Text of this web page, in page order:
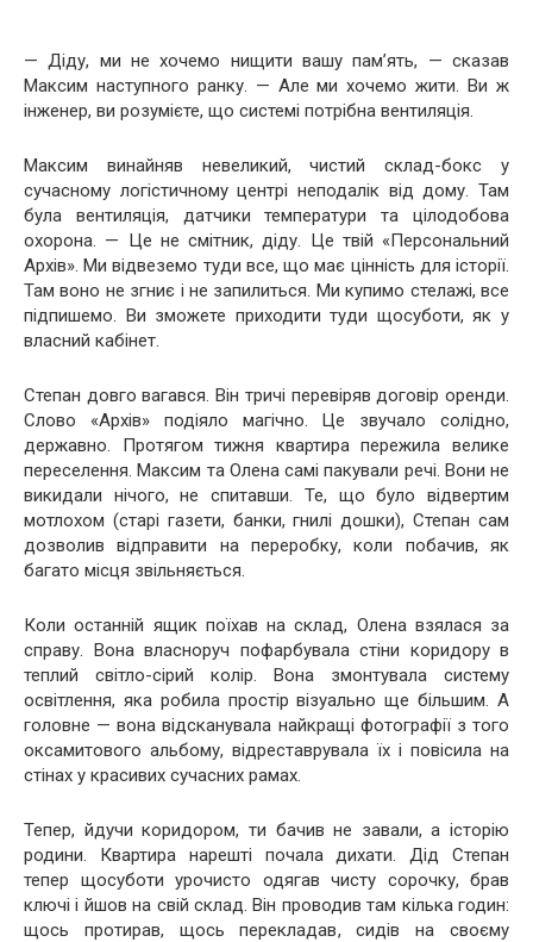
— Діду, ми не хочемо нищити вашу пам’ять, — сказав
Максим наступного ранку. — Але ми хочемо жити. Ви ж
інженер, ви розумієте, що системі потрібна вентиляція.
Максим винайняв невеликий, чистий склад-бокс у
сучасному логістичному центрі неподалік від дому. Там
була вентиляція, датчики температури та цілодобова
охорона. — Це не смітник, діду. Це твій «Персональний
Архів». Ми відвеземо туди все, що має цінність для історії.
Там воно не згниє і не запилиться. Ми купимо стелажі, все
підпишемо. Ви зможете приходити туди щосуботи, як у
власний кабінет.
Степан довго вагався. Він тричі перевіряв договір оренди.
Слово «Архів» подіяло магічно. Це звучало солідно,
державно. Протягом тижня квартира пережила велике
переселення. Максим та Олена самі пакували речі. Вони не
викидали нічого, не спитавши. Те, що було відвертим
мотлохом (старі газети, банки, гнилі дошки), Степан сам
дозволив відправити на переробку, коли побачив, як
багато місця звільняється.
Коли останній ящик поїхав на склад, Олена взялася за
справу. Вона власноруч пофарбувала стіни коридору в
теплий світло-сірий колір. Вона змонтувала систему
освітлення, яка робила простір візуально ще більшим. А
головне — вона відсканувала найкращі фотографії з того
оксамитового альбому, відреставрувала їх і повісила на
стінах у красивих сучасних рамах.
Тепер, йдучи коридором, ти бачив не завали, а історію
родини. Квартира нарешті почала дихати. Дід Степан
тепер щосуботи урочисто одягав чисту сорочку, брав
ключі і йшов на свій склад. Він проводив там кілька годин:
щось протирав, щось перекладав, сидів на своєму